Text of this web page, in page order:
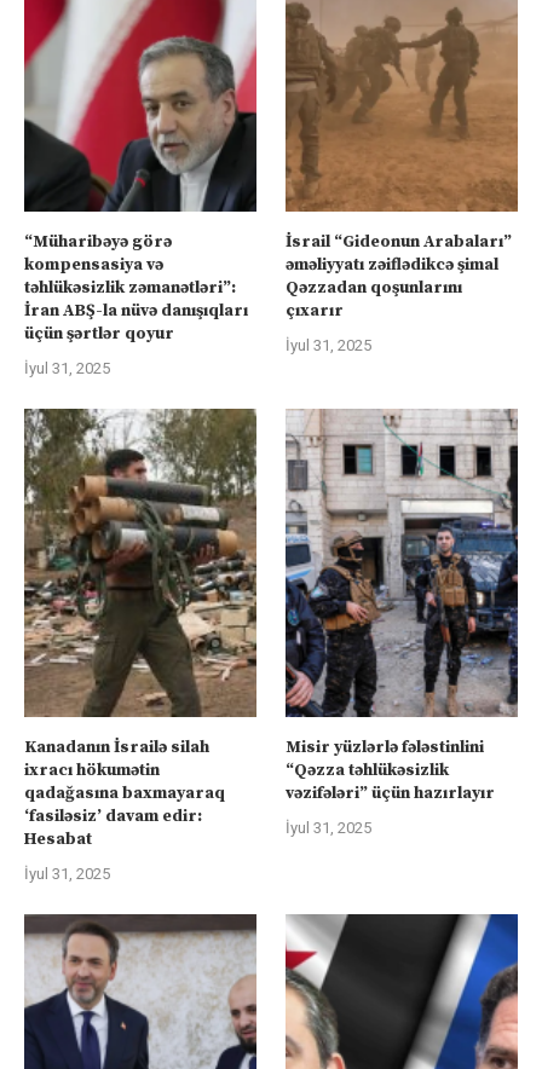
“Müharibəyə görə
kompensasiya və
təhlükəsizlik zəmanətləri”:
İran ABŞ-la nüvə danışıqları
üçün şərtlər qoyur
İyul 31, 2025
İsrail “Gideonun Arabaları”
əməliyyatı zəiflədikcə şimal
Qəzzadan qoşunlarını
çıxarır
İyul 31, 2025
Kanadanın İsrailə silah
ixracı hökumətin
qadağasına baxmayaraq
‘fasiləsiz’ davam edir:
Hesabat
İyul 31, 2025
Misir yüzlərlə fələstinlini
“Qəzza təhlükəsizlik
vəzifələri” üçün hazırlayır
İyul 31, 2025